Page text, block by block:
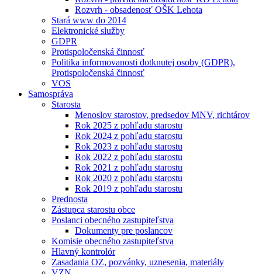
Rozvrh - obsadenosť OŠK Lehota
Stará www do 2014
Elektronické služby
GDPR
Protispoločenská činnosť
Politika informovanosti dotknutej osoby (GDPR),
Protispoločenská činnosť
VOS
Samospráva
Starosta
Menoslov starostov, predsedov MNV, richtárov
Rok 2025 z pohľadu starostu
Rok 2024 z pohľadu starostu
Rok 2023 z pohľadu starostu
Rok 2022 z pohľadu starostu
Rok 2021 z pohľadu starostu
Rok 2020 z pohľadu starostu
Rok 2019 z pohľadu starostu
Prednosta
Zástupca starostu obce
Poslanci obecného zastupiteľstva
Dokumenty pre poslancov
Komisie obecného zastupiteľstva
Hlavný kontrolór
Zasadania OZ, pozvánky, uznesenia, materiály